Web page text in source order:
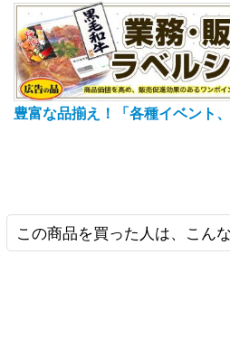
豊富な品揃え！「各種イベント
この商品を買った人は、こん